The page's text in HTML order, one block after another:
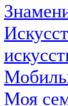
Моя